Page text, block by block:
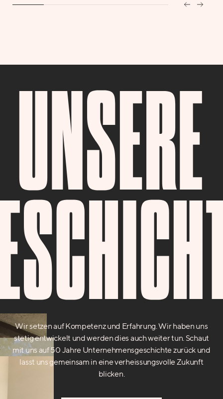
UNSERE
Wir setzen auf Kompetenz und Erfahrung. Wir haben uns
stetig entwickelt und werden dies auch weiter tun. Schaut
mit uns auf 50 Jahre Unternehmensgeschichte zurück und
lasst uns gemeinsam in eine verheissungsvolle Zukunft
blicken.